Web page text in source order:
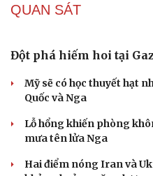
QUAN SÁT
Đột phá hiếm hoi tại
Mỹ sẽ có học thuyết hạt
Quốc và Nga
Lỗ hổng khiến phòng
mưa tên lửa Nga
Hai điểm nóng Iran và